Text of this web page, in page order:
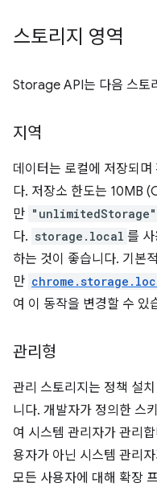
스토리지 영역
Storage API는 다음 스토
지역
데이터는 로컬에 저장되
다. 저장소 한도는 10MB
만 "unlimitedStorage"
다. storage.local 를
하는 것이 좋습니다. 기본
만
여 이 동작을 변경할 수 있
관리형
관리 스토리지는 정책 설
니다. 개발자가 정의한 스
여 시스템 관리자가 관리
용자가 아닌 시스템 관리
모든 사용자에 대해 확장